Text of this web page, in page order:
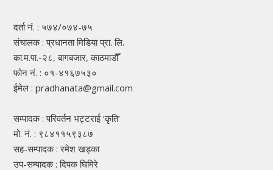
दर्ता नं. : ५७४/०७४-७५
संचालक : प्रधानता मिडिया प्रा. लि.
का.म.पा.-२८, बागबजार, काठमाडौँ
फोन नं. : ०१-४१६७५३०
ईमेल : pradhanata@gmail.com
सम्पादक : परिवर्तन भट्टराई ‘कृति’
मो. नं. : ९८४११५९३८७
सह-सम्पादक : रमेश खड्का
उप-सम्पादक : दिपक घिमिरे